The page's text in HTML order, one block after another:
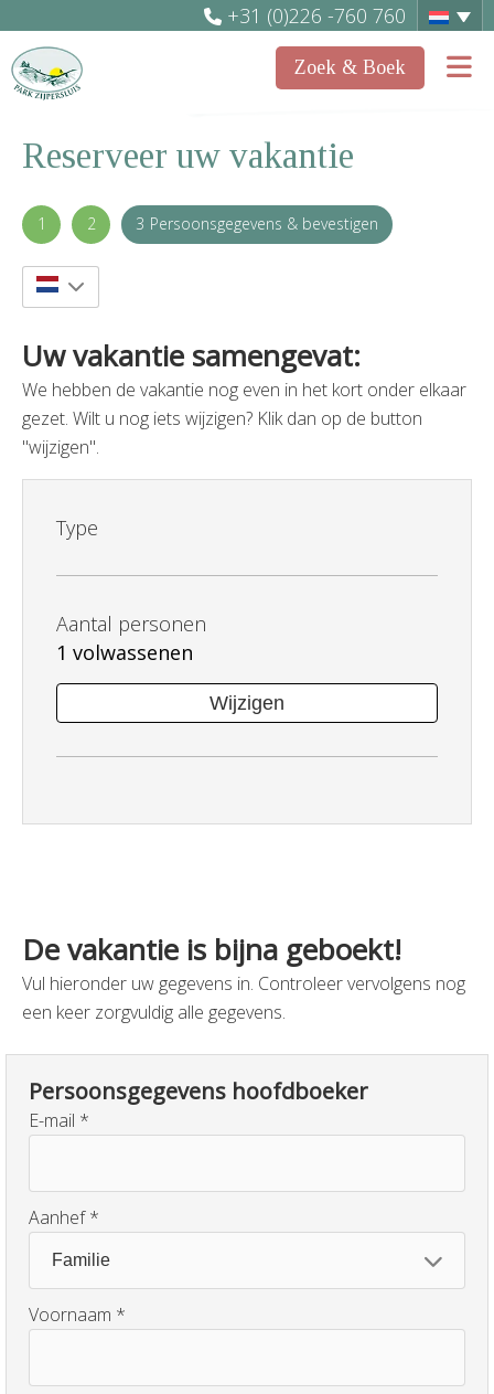
+31 (0)226 -760 760
Zoek & Boek
Reserveer uw vakantie
Persoonsgegevens & bevestigen
Uw vakantie samengevat:
We hebben de vakantie nog even in het kort onder elkaar
gezet. Wilt u nog iets wijzigen? Klik dan op de button
"wijzigen".
Type
Aantal personen
1 volwassenen
Wijzigen
De vakantie is bijna geboekt!
Vul hieronder uw gegevens in. Controleer vervolgens nog
een keer zorgvuldig alle gegevens.
Persoonsgegevens hoofdboeker
E-mail
Aanhef
Voornaam